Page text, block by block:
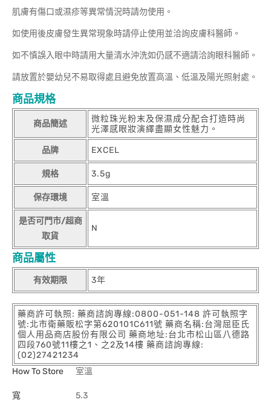
肌膚有傷口或濕疹等異常情況時請勿使用。
如使用後皮膚發生異常現象時請停止使用並洽詢皮膚科醫師。
如不慎誤入眼中時請用大量清水沖洗如仍感不適請洽詢眼科醫師。
請放置於嬰幼兒不易取得處且避免放置高溫、低溫及陽光照射處。
商品規格
商品簡述
微粒珠光粉末及保濕成分配合打造時尚
光澤感眼妝演繹盡顯女性魅力。
品牌 EXCEL
規格 3.5g
保存環境 室溫
是否可門市/超商
取貨
N
商品屬性
有效期限 3年
藥商許可執照: 藥商諮詢專線:0800-051-148 許可執照字
號:北市衛藥販松字第620101C611號 藥商名稱:台灣屈臣氏
個人用品商店股份有限公司 藥商地址:台北市松山區八德路
四段760號11樓之1、之2及14樓 藥商諮詢專線:
(02)27421234
How To Store
室溫
寬 5.3